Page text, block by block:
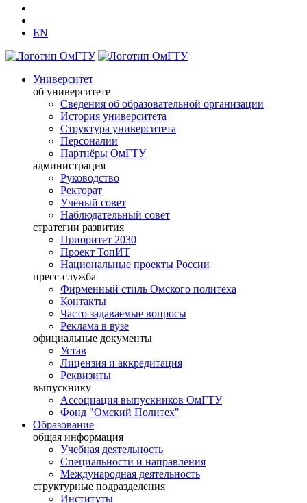
EN
Университет
об университете
Сведения об образовательной организации
История университета
Структура университета
Персоналии
Партнёры ОмГТУ
администрация
Руководство
Ректорат
Учёный совет
Наблюдательный совет
стратегии развития
Приоритет 2030
Проект ТопИТ
Национальные проекты России
пресс-служба
Фирменный стиль Омского политеха
Контакты
Часто задаваемые вопросы
Реклама в вузе
официальные документы
Устав
Лицензия и аккредитация
Реквизиты
выпускнику
Ассоциация выпускников ОмГТУ
Фонд "Омский Политех"
Образование
общая информация
Учебная деятельность
Специальности и направления
Международная деятельность
структурные подразделения
Институты